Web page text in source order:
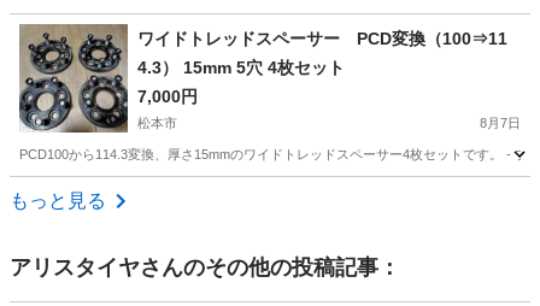
長野 松本市 車のパーツ
ワイドトレッドスペーサー PCD変換（100⇒11
4.3） 15mm 5穴 4枚セット
7,000円
松本市 8月7日
PCD100から114.3変換、厚さ15mmのワイドトレッドスペーサー4枚セットです。 - ブ
長野 松本市
もっと見る
アリスタイヤさんのその他の投稿記事：